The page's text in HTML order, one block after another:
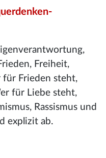
Freiheit,
für Frieden steht,
für Liebe steht,
Rassismus und
explizit ab.